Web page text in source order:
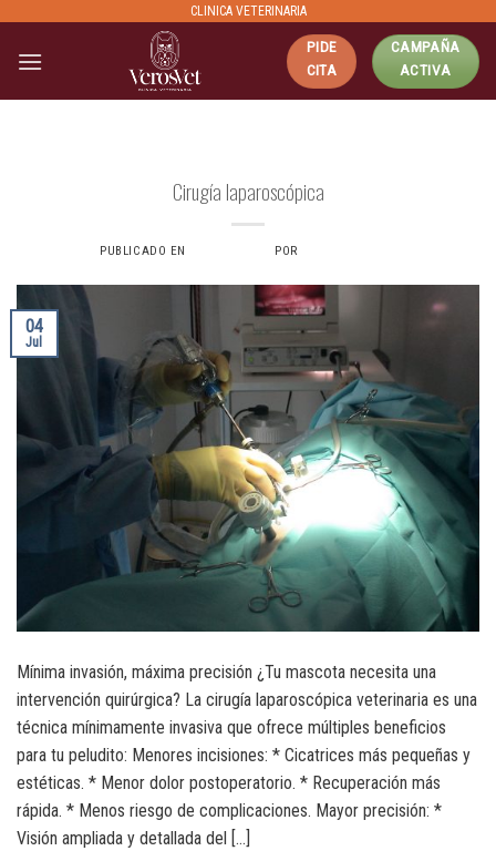
content
CLINICA VETERINARIA
PIDE
CITA
CAMPAÑA
ACTIVA
Cirugía laparoscópica
PUBLICADO EN POR
04
Jul
Mínima invasión, máxima precisión ¿Tu mascota necesita una
intervención quirúrgica? La cirugía laparoscópica veterinaria es una
técnica mínimamente invasiva que ofrece múltiples beneficios
para tu peludito: Menores incisiones: * Cicatrices más pequeñas y
estéticas. * Menor dolor postoperatorio. * Recuperación más
rápida. * Menos riesgo de complicaciones. Mayor precisión: *
Visión ampliada y detallada del […]